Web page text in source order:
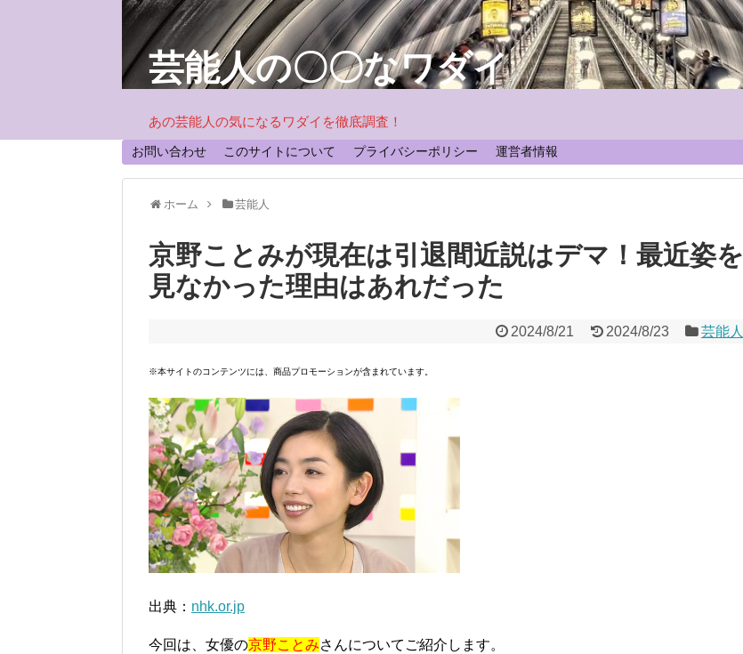
芸能人の〇〇なワダイ
あの芸能人の気になるワダイを徹底調査！
お問い合わせ このサイトについて プライバシーポリシー 運営者情報
ホーム 芸能人
京野ことみが現在は引退間近説はデマ！最近姿を
見なかった理由はあれだった
2024/8/21 2024/8/23 芸能人
※本サイトのコンテンツには、商品プロモーションが含まれています。
出典： nhk.or.jp
今回は、女優の京野ことみさんについてご紹介します。